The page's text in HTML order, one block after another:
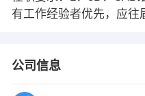
有工作经验者优先，应往
公司信息